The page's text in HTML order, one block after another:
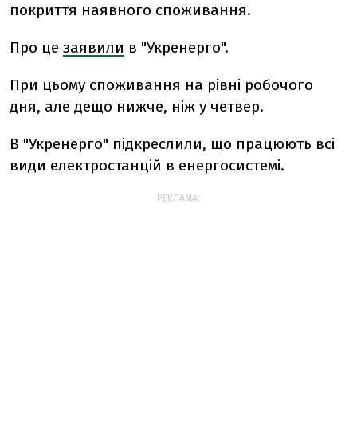
покриття наявного споживання.
Про це заявили в "Укренерго".
При цьому споживання на рівні робочого
дня, але дещо нижче, ніж у четвер.
В "Укренерго" підкреслили, що працюють всі
види електростанцій в енергосистемі.
РЕКЛАМА: